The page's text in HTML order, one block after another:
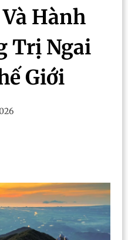
Hành
Trị Ngai
Giới